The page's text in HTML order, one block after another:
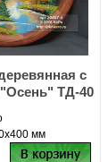
с
ТД-40
мм